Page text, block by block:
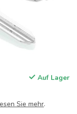
Auf Lager
Sie mehr.